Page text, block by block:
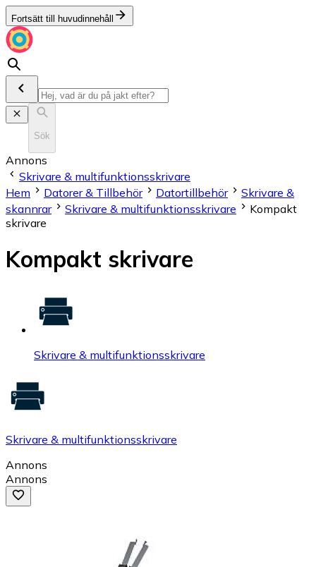
Fortsätt till huvudinnehåll
Sök
Annons
Skrivare & multifunktionsskrivare
Hem
Datorer & Tillbehör Datortillbehör
Skrivare &
skannrar
Skrivare & multifunktionsskrivare
Kompakt
skrivare
Kompakt skrivare
Skrivare & multifunktionsskrivare
Skrivare & multifunktionsskrivare
Annons
Annons